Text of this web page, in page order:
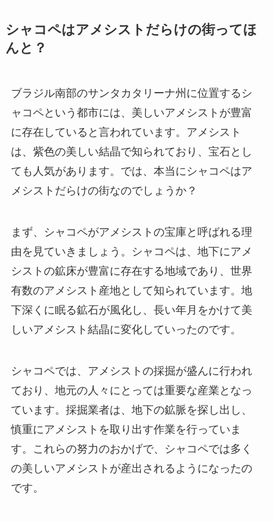
シャコペはアメシストだらけの街ってほ
んと？
ブラジル南部のサンタカタリーナ州に位置するシ
ャコペという都市には、美しいアメシストが豊富
に存在していると言われています。アメシスト
は、紫色の美しい結晶で知られており、宝石とし
ても人気があります。では、本当にシャコペはア
メシストだらけの街なのでしょうか？
まず、シャコペがアメシストの宝庫と呼ばれる理
由を見ていきましょう。シャコペは、地下にアメ
シストの鉱床が豊富に存在する地域であり、世界
有数のアメシスト産地として知られています。地
下深くに眠る鉱石が風化し、長い年月をかけて美
しいアメシスト結晶に変化していったのです。
シャコペでは、アメシストの採掘が盛んに行われ
ており、地元の人々にとっては重要な産業となっ
ています。採掘業者は、地下の鉱脈を探し出し、
慎重にアメシストを取り出す作業を行っていま
す。これらの努力のおかげで、シャコペでは多く
の美しいアメシストが産出されるようになったの
です。